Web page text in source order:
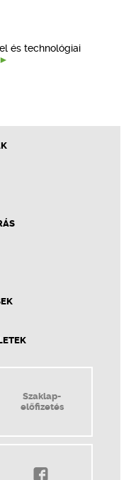
és technológiai
Szaklap-
előfizetés